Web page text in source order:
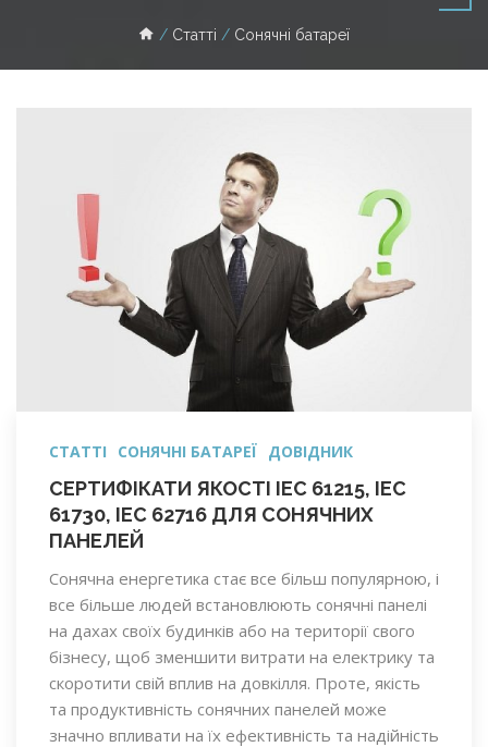
Статті Сонячні батареї
СТАТТІ СОНЯЧНІ БАТАРЕЇ ДОВІДНИК
СЕРТИФІКАТИ ЯКОСТІ IEC 61215, IEC
61730, IEC 62716 ДЛЯ СОНЯЧНИХ
ПАНЕЛЕЙ
Сонячна енергетика стає все більш популярною, і
все більше людей встановлюють сонячні панелі
на дахах своїх будинків або на території свого
бізнесу, щоб зменшити витрати на електрику та
скоротити свій вплив на довкілля. Проте, якість
та продуктивність сонячних панелей може
значно впливати на їх ефективність та надійність